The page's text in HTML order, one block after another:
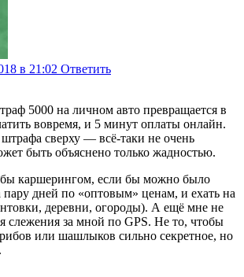
в 21:02 Ответить
5000 на личном авто превращается в
вовремя, и 5 минут оплаты онлайн.
сверху — всё-таки не очень
быть объяснено только жадностью.
бы каршерингом, если бы можно было
пару дней по «оптовым» ценам, и ехать на
деревни, огороды). А ещё мне не
слежения за мной по GPS. Не то, чтобы
или шашлыков сильно секретное, но